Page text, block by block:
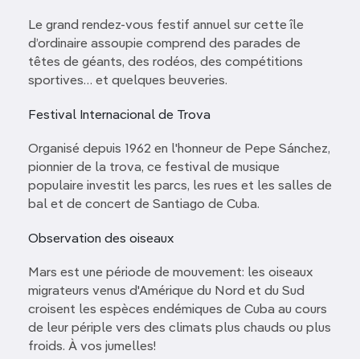
Le grand rendez-vous festif annuel sur cette île
d’ordinaire assoupie comprend des parades de
têtes de géants, des rodéos, des compétitions
sportives… et quelques beuveries.
Festival Internacional de Trova
Organisé depuis 1962 en l'honneur de Pepe Sánchez,
pionnier de la trova, ce festival de musique
populaire investit les parcs, les rues et les salles de
bal et de concert de Santiago de Cuba.
Observation des oiseaux
Mars est une période de mouvement: les oiseaux
migrateurs venus d'Amérique du Nord et du Sud
croisent les espèces endémiques de Cuba au cours
de leur périple vers des climats plus chauds ou plus
froids. À vos jumelles!